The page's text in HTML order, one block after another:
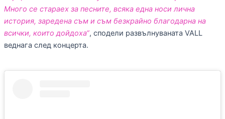
Много се стараех за песните, всяка една носи лична
история, заредена съм и съм безкрайно благодарна на
всички, които дойдоха“, сподели развълнуваната VALL
веднага след концерта.